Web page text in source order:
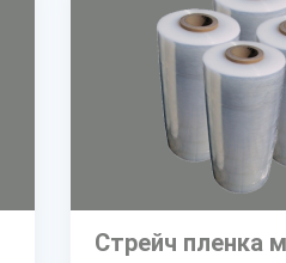
Стрейч пленка